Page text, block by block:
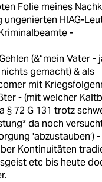
Folie meines
ungenierten HIAG-
-
(&“mein Vater -
gemacht) & als
mit
- (mit welcher
§ 72 G 131 trotz
da noch
'abzustauben‘)
Kontinuitäten
etc bis heute